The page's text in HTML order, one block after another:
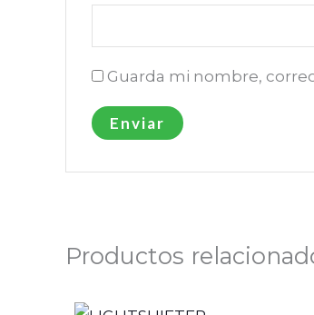
Guarda mi nombre,
Productos